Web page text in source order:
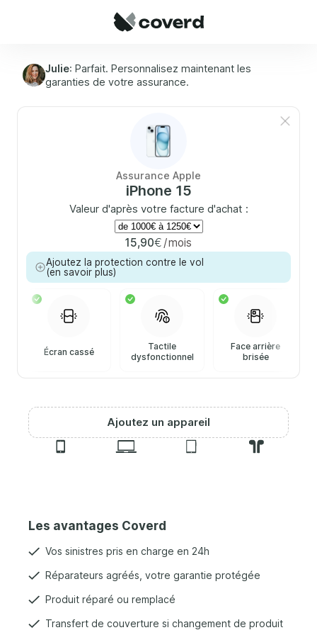
Julie: Parfait. Personnalisez maintenant les
garanties de votre assurance.
Assurance Apple
iPhone 15
Valeur d'après votre facture d'achat :
15,90€ mois
Ajoutez la protection contre le vol
(en savoir plus)
Écran cassé
Tactile
dysfonctionnel
Face arrière
brisée
Ajoutez un appareil
Les avantages Coverd
Vos sinistres pris en charge en 24h
Réparateurs agréés, votre garantie protégée
Produit réparé ou remplacé
Transfert de couverture si changement de produit
Panneau de gestion des cookies